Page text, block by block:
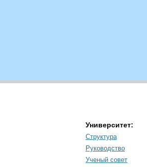
Университет:
Структура
Руководство
Ученый совет